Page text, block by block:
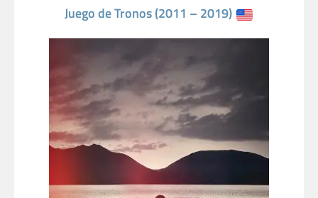
Juego de Tronos (2011 – 2019)